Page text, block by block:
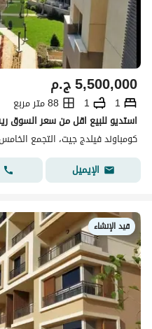
ج.م5,500,000
1
1
88 متر مربع
كومباوند فيلدج جيت، التجمع
الإيميل
قيد الإنشاء